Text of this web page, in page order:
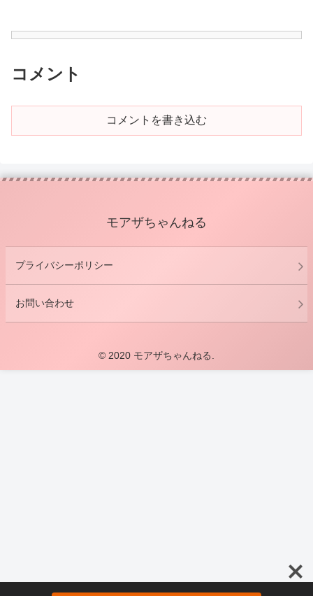
コメント
コメントを書き込む
モアザちゃんねる
プライバシーポリシー
お問い合わせ
© 2020 モアザちゃんねる.